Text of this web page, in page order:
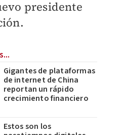
presidente
.
Gigantes de plataformas
de internet de China
reportan un rápido
crecimiento financiero
Estos son los